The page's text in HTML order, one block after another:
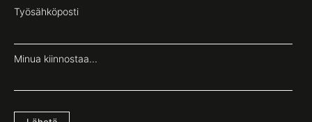
Työsähköposti
Minua kiinnostaa...